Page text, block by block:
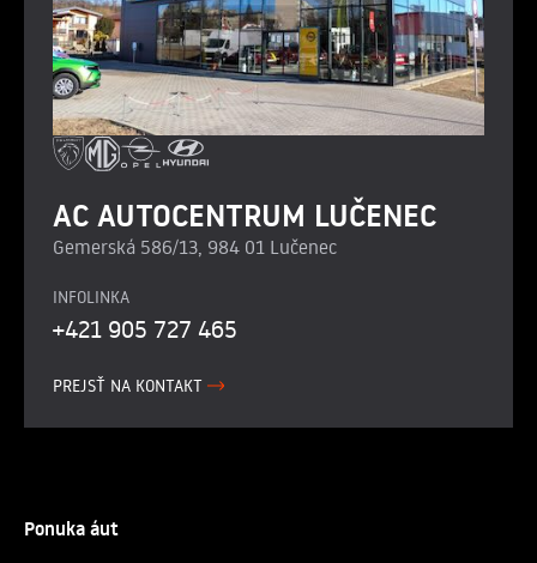
AC AUTOCENTRUM LUČENEC
Gemerská 586/13, 984 01 Lučenec
INFOLINKA
+421 905 727 465
PREJSŤ NA KONTAKT
Ponuka áut